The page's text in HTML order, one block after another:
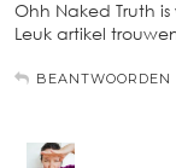
Ohh Naked Truth
Leuk artikel
BEANTWOORDEN